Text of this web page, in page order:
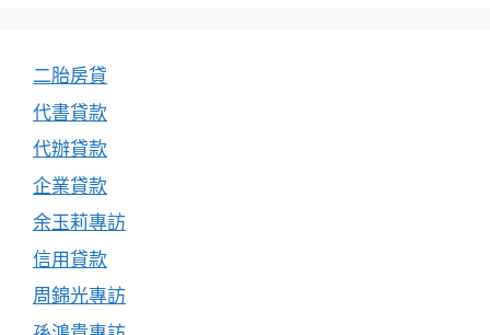
二胎房貸
代書貸款
代辦貸款
企業貸款
余玉莉專訪
信用貸款
周錦光專訪